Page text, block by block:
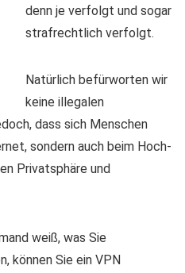
denn je verfolgt und sogar
strafrechtlich verfolgt.
Natürlich befürworten wir
keine illegalen
dass sich Menschen
sondern auch beim Hoch-
Privatsphäre und
weiß, was Sie
können Sie ein VPN